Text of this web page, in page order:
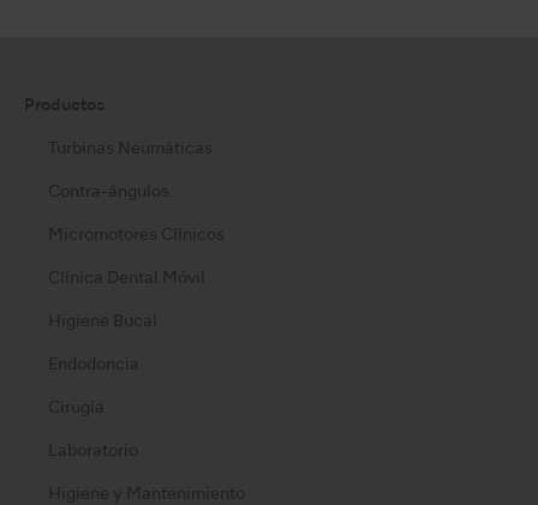
Productos
Turbinas Neumáticas
Contra-ángulos
Micromotores Clínicos
Clínica Dental Móvil
Higiene Bucal
Endodoncia
Cirugía
Laboratorio
Higiene y Mantenimiento